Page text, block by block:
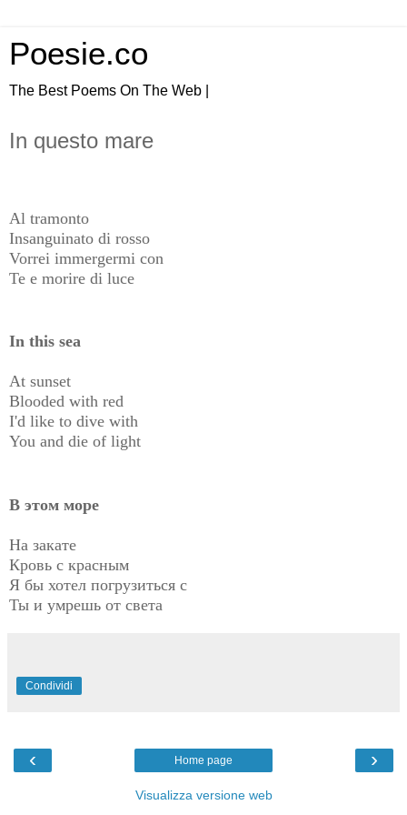
Poesie.co
The Best Poems On The Web |
In questo mare
Al tramonto
Insanguinato di rosso
Vorrei immergermi con
Te e morire di luce
In this sea
At sunset
Blooded with red
I'd like to dive with
You and die of light
В этом море
На закате
Кровь с красным
Я бы хотел погрузиться с
Ты и умрешь от света
Condividi
‹ ›
Home page
Visualizza versione web